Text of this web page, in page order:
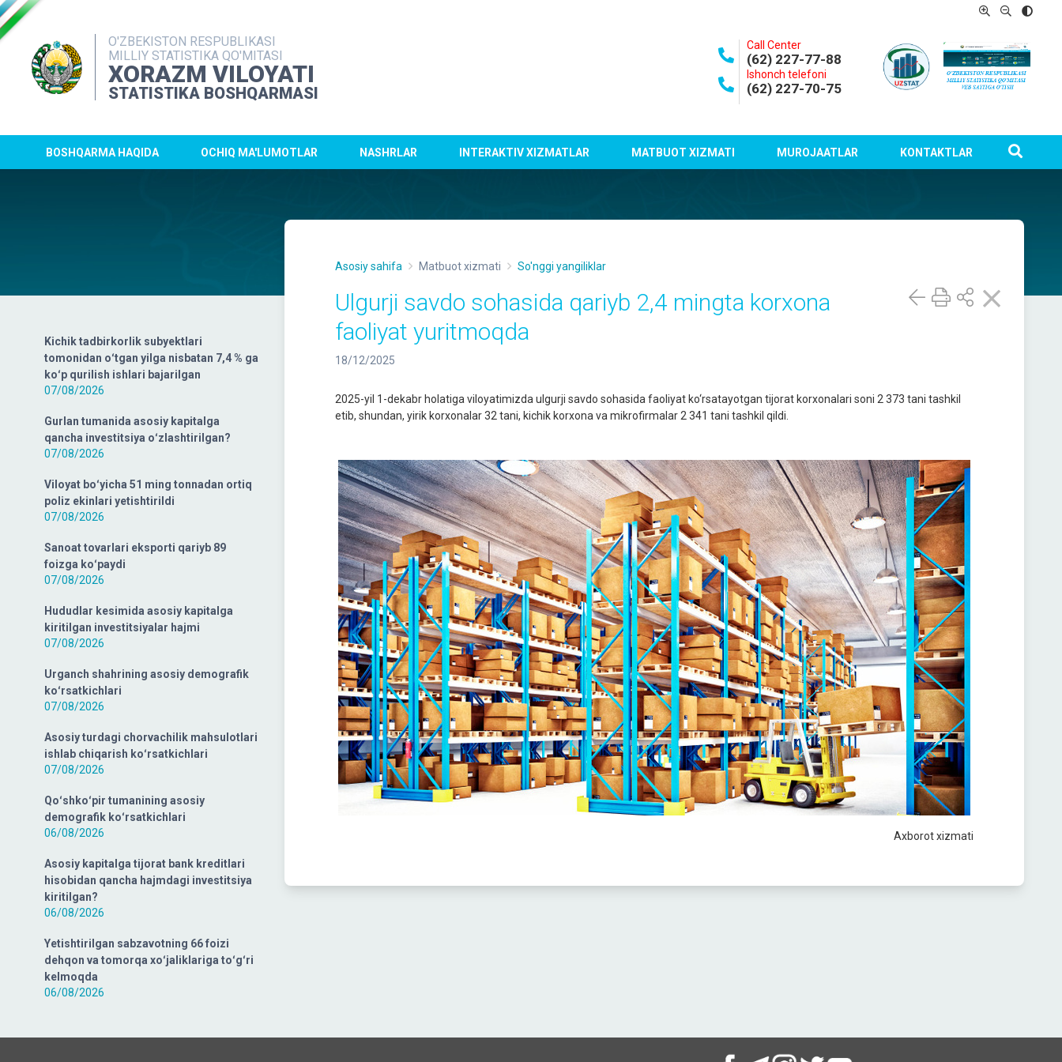
O'ZBEKISTON RESPUBLIKASI
MILLIY STATISTIKA QO'MITASI
XORAZM VILOYATI
STATISTIKA BOSHQARMASI
Call Center
(62) 227-77-88
Ishonch telefoni
(62) 227-70-75
BOSHQARMA HAQIDA OCHIQ MA'LUMOTLAR NASHRLAR INTERAKTIV XIZMATLAR MATBUOT XIZMATI MUROJAATLAR KONTAKTLAR
Kichik tadbirkorlik subyektlari
tomonidan oʻtgan yilga nisbatan 7,4 % ga
koʻp qurilish ishlari bajarilgan
07/08/2026
Gurlan tumanida asosiy kapitalga
qancha investitsiya oʻzlashtirilgan?
07/08/2026
Viloyat boʻyicha 51 ming tonnadan ortiq
poliz ekinlari yetishtirildi
07/08/2026
Sanoat tovarlari eksporti qariyb 89
foizga koʻpaydi
07/08/2026
Hududlar kesimida asosiy kapitalga
kiritilgan investitsiyalar hajmi
07/08/2026
Urganch shahrining asosiy demografik
koʻrsatkichlari
07/08/2026
Asosiy turdagi chorvachilik mahsulotlari
ishlab chiqarish koʻrsatkichlari
07/08/2026
Qoʻshkoʻpir tumanining asosiy
demografik koʻrsatkichlari
06/08/2026
Asosiy kapitalga tijorat bank kreditlari
hisobidan qancha hajmdagi investitsiya
kiritilgan?
06/08/2026
Yetishtirilgan sabzavotning 66 foizi
dehqon va tomorqa xoʻjaliklariga toʻgʻri
kelmoqda
06/08/2026
Asosiy sahifa Matbuot xizmati So'nggi yangiliklar
Ulgurji savdo sohasida qariyb 2,4 mingta korxona
faoliyat yuritmoqda
18/12/2025
2025-yil 1-dekabr holatiga viloyatimizda ulgurji savdo sohasida faoliyat ko‘rsatayotgan tijorat korxonalari soni 2 373 tani tashkil
etib, shundan, yirik korxonalar 32 tani, kichik korxona va mikrofirmalar 2 341 tani tashkil qildi.
Axborot xizmati